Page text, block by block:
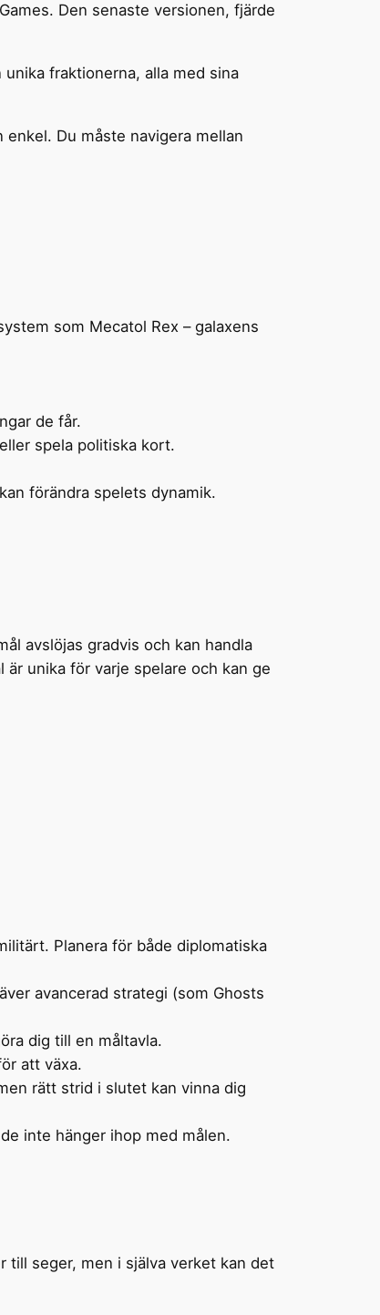
Den senaste versionen, fjärde
fraktionerna, alla med sina
Du måste navigera mellan
som Mecatol Rex – galaxens
de får.
spela politiska kort.
förändra spelets dynamik.
avslöjas gradvis och kan handla
unika för varje spelare och kan ge
Planera för både diplomatiska
avancerad strategi (som Ghosts
dig till en måltavla.
att växa.
rätt strid i slutet kan vinna dig
inte hänger ihop med målen.
till seger, men i själva verket kan det